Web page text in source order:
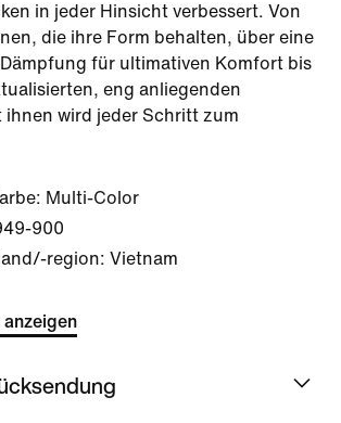
in jeder Hinsicht verbessert. Von
die ihre Form behalten, über eine
für ultimativen Komfort bis
eng anliegenden
ihnen wird jeder Schritt zum
Multi-Color
900
region: Vietnam